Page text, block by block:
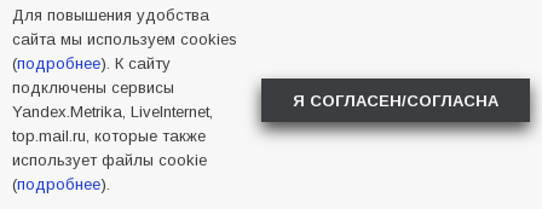
Считалось, что лишние слова могут
навлечь беду или испортить плоды
труда. Особенно старались молчать
незамужние девушки: те, кто
выдерживал молчание до вечера, в
скором времени могли рассчитывать
Для повышения удобства
сайта мы используем cookies
(подробнее). К сайту
подключены сервисы
Yandex.Metrika, LiveInternet,
top.mail.ru, которые также
использует файлы cookie
(подробнее).
Я СОГЛАСЕН/СОГЛАСНА